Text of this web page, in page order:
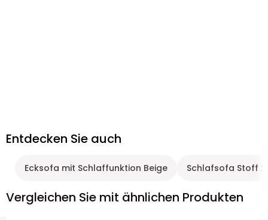
Entdecken Sie auch
Ecksofa mit Schlaffunktion Beige Schlafsofa Stoff
Vergleichen Sie mit ähnlichen Produkten